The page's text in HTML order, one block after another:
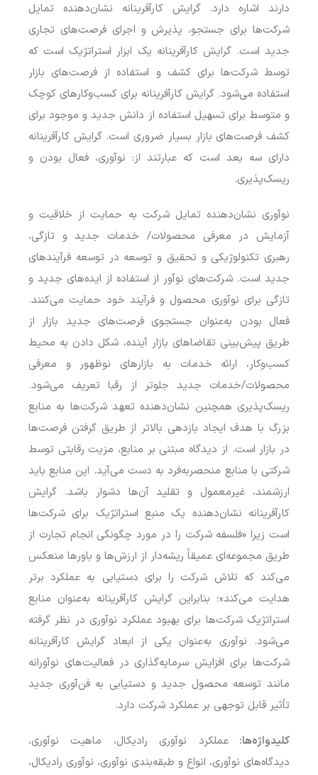
دارند اشاره دارد. گرایش کارآفرینانه نشان‌دهنده تمایل
شرکت‌ها برای جستجو، پذیرش و اجرای فرصت‌های تجاری
جدید است. گرایش کارآفرینانه یک ابزار استراتژیک است که
توسط شرکت‌ها برای کشف و استفاده از فرصت‌های بازار
استفاده می‌شود. گرایش کارآفرینانه برای کسب‌وکارهای کوچک
و متوسط برای تسهیل استفاده از دانش جدید و موجود برای
کشف فرصت‌های بازار بسیار ضروری است. گرایش کارآفرینانه
دارای سه بعد است که عبارتند از: نوآوری، فعال بودن و
ریسک‌پذیری.
نوآوری نشان‌دهنده تمایل شرکت به حمایت از خلاقیت و
آزمایش در معرفی محصولات/ خدمات جدید و تازگی،
رهبری تکنولوژیکی و تحقیق و توسعه در توسعه فرآیندهای
جدید است. شرکت‌های نوآور از استفاده از ایده‌های جدید و
تازگی برای نوآوری محصول و فرآیند خود حمایت می‌کنند.
فعال بودن به‌عنوان جستجوی فرصت‌های جدید بازار از
طریق پیش‌بینی تقاضاهای بازار آینده، شکل دادن به محیط
کسب‌وکار، ارائه خدمات به بازارهای نوظهور و معرفی
محصولات/خدمات جدید جلوتر از رقبا تعریف می‌شود.
ریسک‌پذیری همچنین نشان‌دهنده تعهد شرکت‌ها به منابع
بزرگ با هدف ایجاد بازدهی بالاتر از طریق گرفتن فرصت‌ها
در بازار است. از دیدگاه مبتنی بر منابع، مزیت رقابتی توسط
شرکتی با منابع منحصربه‌فرد به دست می‌آید. این منابع باید
ارزشمند، غیرمعمول و تقلید آن‌ها دشوار باشد. گرایش
کارآفرینانه نشان‌دهنده یک منبع استراتژیک برای شرکت‌ها
است زیرا «فلسفه شرکت را در مورد چگونگی انجام تجارت از
طریق مجموعه‌ای عمیقاً ریشه‌دار از ارزش‌ها و باورها منعکس
می‌کند که تلاش شرکت را برای دستیابی به عملکرد برتر
هدایت می‌کند»؛ بنابراین گرایش کارآفرینانه به‌عنوان منابع
استراتژیک شرکت‌ها برای بهبود عملکرد نوآوری در نظر گرفته
می‌شود. نوآوری به‌عنوان یکی از ابعاد گرایش کارآفرینانه
شرکت‌ها برای افزایش سرمایه‌گذاری در فعالیت‌های نوآورانه
مانند توسعه محصول جدید و دستیابی به فن‌آوری جدید
تأثیر قابل توجهی بر عملکرد شرکت دارد.
کلیدواژه‌ها:عملکرد نوآوری رادیکال، ماهیت نوآوری،
دیدگاه‌های نوآوری، انواع و طبقه‌بندی نوآوری، نوآوری رادیکال،